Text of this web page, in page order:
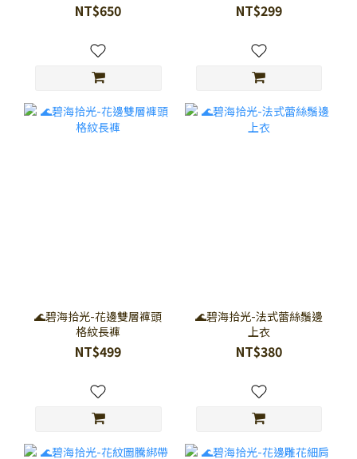
NT$650 NT$299
🌊碧海拾光-花邊雙層褲頭
格紋長褲
NT$499
🌊碧海拾光-法式蕾絲鬚邊
上衣
NT$380